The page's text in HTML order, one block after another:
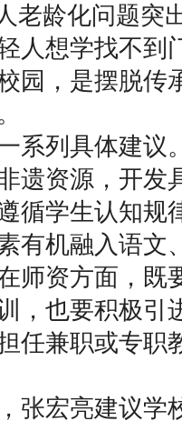
老龄化问题突
人想学找不到
园，是摆脱传
列具体建议
遗资源，开发
循学生认知规
有机融入语文
师资方面，既
，也要积极引
任兼职或专职
宏亮建议学